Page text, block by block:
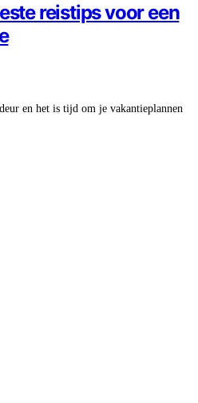
reistips voor een
en het is tijd om je vakantieplannen